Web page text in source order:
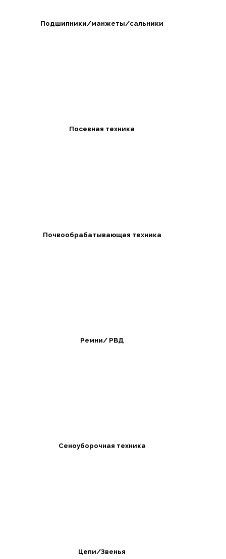
Подшипники/манжеты/сальники
Посевная техника
Почвообрабатывающая техника
Ремни/ РВД
Сеноуборочная техника
Цепи/Звенья